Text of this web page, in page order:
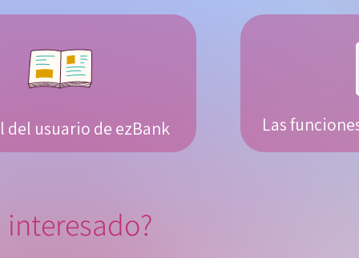
del usuario de ezBank Las
interesado?